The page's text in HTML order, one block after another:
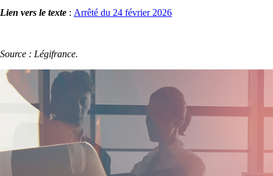
Lien vers le texte : Arrêté du 24 février 2026
Source : Légifrance.